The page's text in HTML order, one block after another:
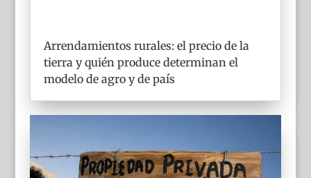
Arrendamientos rurales: el precio de la
tierra y quién produce determinan el
modelo de agro y de país